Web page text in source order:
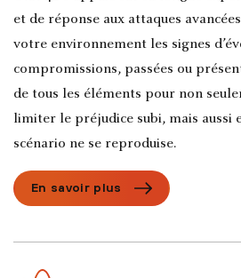
et de réponse aux attaques
votre environnement les signes
compromissions, passées ou
de tous les éléments pour non
limiter le préjudice subi, mais aussi
scénario ne se reproduise.
En savoir plus